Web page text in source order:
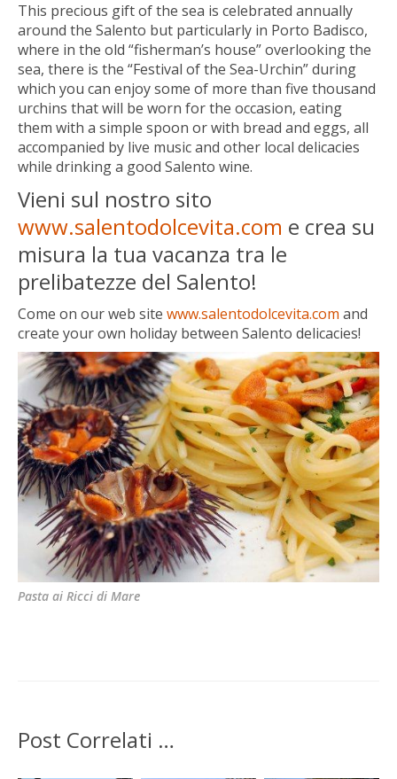
This precious gift of the sea is celebrated annually
around the Salento but particularly in Porto Badisco,
where in the old “fisherman’s house” overlooking the
sea, there is the “Festival of the Sea-Urchin” during
which you can enjoy some of more than five thousand
urchins that will be worn for the occasion, eating
them with a simple spoon or with bread and eggs, all
accompanied by live music and other local delicacies
while drinking a good Salento wine.
Vieni sul nostro sito
www.salentodolcevita.com e crea su
misura la tua vacanza tra le
prelibatezze del Salento!
Come on our web site www.salentodolcevita.com and
create your own holiday between Salento delicacies!
Pasta ai Ricci di Mare
Post Correlati …